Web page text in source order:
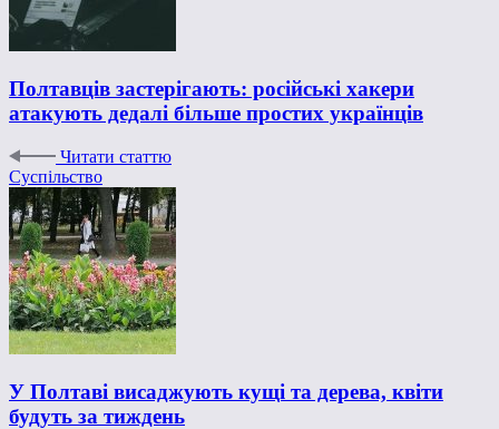
Полтавців застерігають: російські хакери
атакують дедалі більше простих українців
Читати статтю
Суспільство
У Полтаві висаджують кущі та дерева, квіти
будуть за тиждень